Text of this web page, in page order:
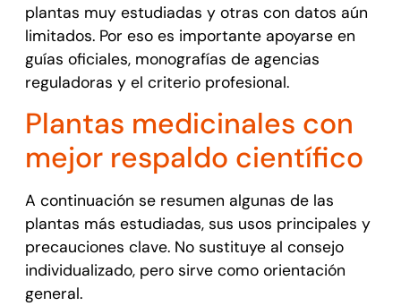
plantas muy estudiadas y otras con datos aún
limitados. Por eso es importante apoyarse en
guías oficiales, monografías de agencias
reguladoras y el criterio profesional.
Plantas medicinales con
mejor respaldo científico
A continuación se resumen algunas de las
plantas más estudiadas, sus usos principales y
precauciones clave. No sustituye al consejo
individualizado, pero sirve como orientación
general.